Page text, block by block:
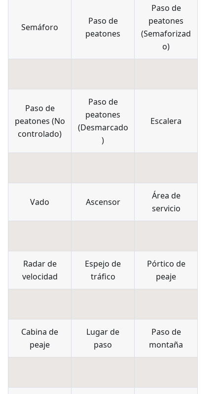
Semáforo
Paso de
peatones
Paso de
peatones
(Semaforizad
o)
Paso de
peatones (No
controlado)
Paso de
peatones
(Desmarcado
)
Escalera
Vado Ascensor
Área de
servicio
Radar de
velocidad
Espejo de
tráfico
Pórtico de
peaje
Cabina de
peaje
Lugar de
paso
Paso de
montaña